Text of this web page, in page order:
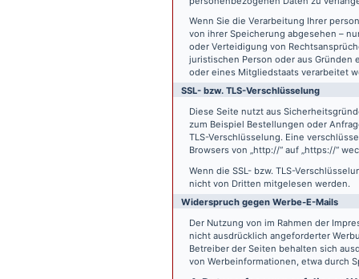
Wenn Sie die Verarbeitung Ihrer
von ihrer Speicherung abgesehen –
oder Verteidigung von
juristischen Person oder aus
oder eines Mitgliedstaats verarbeitet
SSL- bzw. TLS-Verschlüsselung
Diese Seite nutzt aus
zum Beispiel Bestellungen oder
TLS-Verschlüsselung. Eine
Browsers von „http://“ auf „https://“
Wenn die SSL- bzw. TLS-
nicht von Dritten mitgelesen werden.
Widerspruch gegen Werbe-E-Mails
Der Nutzung von im Rahmen der
nicht ausdrücklich angeforderter
Betreiber der Seiten behalten sich
von Werbeinformationen, etwa durch